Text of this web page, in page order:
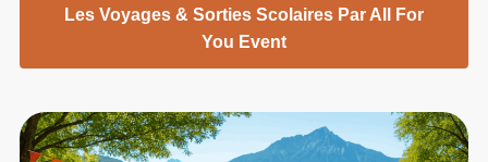
Les Voyages & Sorties Scolaires Par All For
You Event